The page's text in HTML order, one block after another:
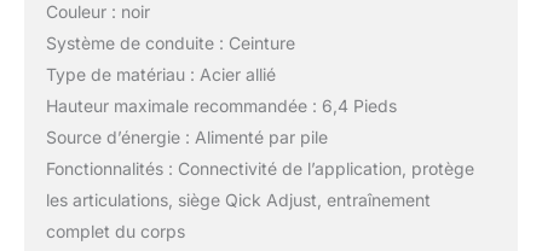
Couleur : noir
Système de conduite : Ceinture
Type de matériau : Acier allié
Hauteur maximale recommandée : 6,4 Pieds
Source d’énergie : Alimenté par pile
Fonctionnalités : Connectivité de l’application, protège
les articulations, siège Qick Adjust, entraînement
complet du corps